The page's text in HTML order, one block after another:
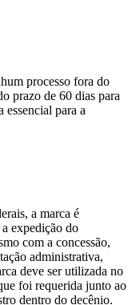
processo fora do
prazo de 60 dias para
essencial para a
a marca é
expedição do
com a concessão,
administrativa,
deve ser utilizada no
foi requerida junto ao
dentro do decênio.